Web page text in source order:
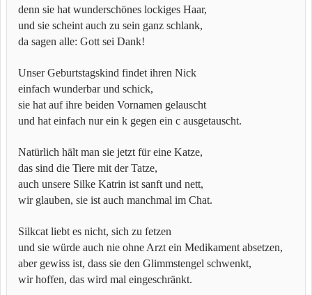
denn sie hat wunderschönes lockiges Haar,
und sie scheint auch zu sein ganz schlank,
da sagen alle: Gott sei Dank!
Unser Geburtstagskind findet ihren Nick
einfach wunderbar und schick,
sie hat auf ihre beiden Vornamen gelauscht
und hat einfach nur ein k gegen ein c ausgetauscht.
Natürlich hält man sie jetzt für eine Katze,
das sind die Tiere mit der Tatze,
auch unsere Silke Katrin ist sanft und nett,
wir glauben, sie ist auch manchmal im Chat.
Silkcat liebt es nicht, sich zu fetzen
und sie würde auch nie ohne Arzt ein Medikament absetzen,
aber gewiss ist, dass sie den Glimmstengel schwenkt,
wir hoffen, das wird mal eingeschränkt.